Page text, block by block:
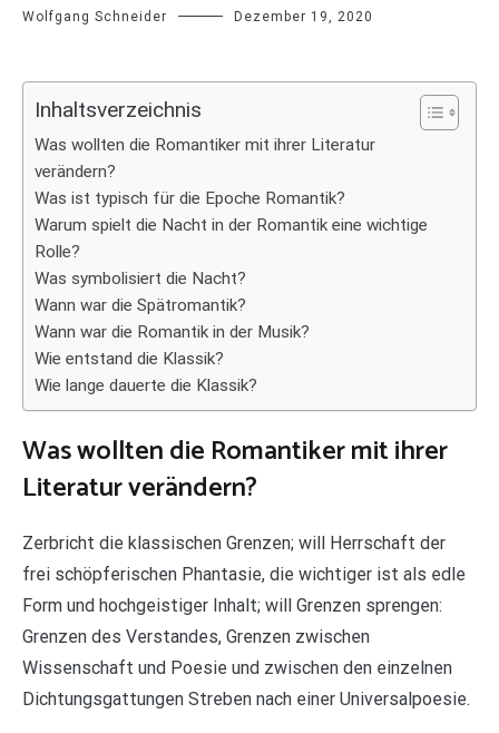
Wolfgang Schneider Dezember 19, 2020
Inhaltsverzeichnis
Was wollten die Romantiker mit ihrer Literatur
verändern?
Was ist typisch für die Epoche Romantik?
Warum spielt die Nacht in der Romantik eine wichtige
Rolle?
Was symbolisiert die Nacht?
Wann war die Spätromantik?
Wann war die Romantik in der Musik?
Wie entstand die Klassik?
Wie lange dauerte die Klassik?
Was wollten die Romantiker mit ihrer
Literatur verändern?
Zerbricht die klassischen Grenzen; will Herrschaft der
frei schöpferischen Phantasie, die wichtiger ist als edle
Form und hochgeistiger Inhalt; will Grenzen sprengen:
Grenzen des Verstandes, Grenzen zwischen
Wissenschaft und Poesie und zwischen den einzelnen
Dichtungsgattungen Streben nach einer Universalpoesie.